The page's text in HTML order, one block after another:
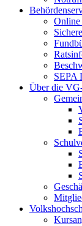
Online
SEPA
Über die